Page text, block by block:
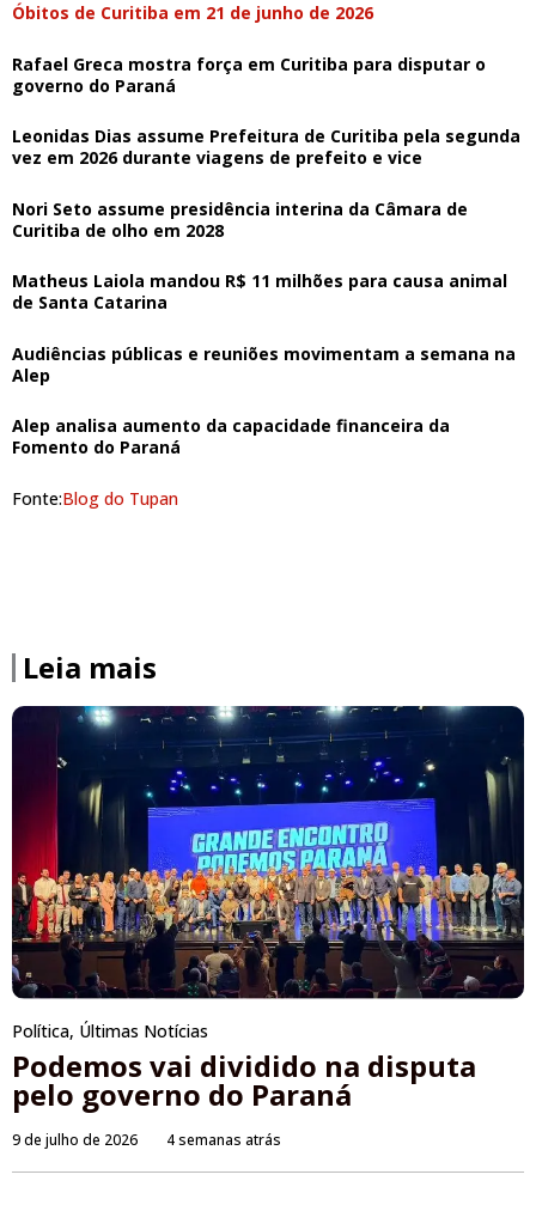
Óbitos de Curitiba em 21 de junho de 2026
Rafael Greca mostra força em Curitiba para disputar o
governo do Paraná
Leonidas Dias assume Prefeitura de Curitiba pela segunda
vez em 2026 durante viagens de prefeito e vice
Nori Seto assume presidência interina da Câmara de
Curitiba de olho em 2028
Matheus Laiola mandou R$ 11 milhões para causa animal
de Santa Catarina
Audiências públicas e reuniões movimentam a semana na
Alep
Alep analisa aumento da capacidade financeira da
Fomento do Paraná
Fonte:Blog do Tupan
Leia mais
Política, Últimas Notícias
Podemos vai dividido na disputa
pelo governo do Paraná
9 de julho de 2026 4 semanas atrás